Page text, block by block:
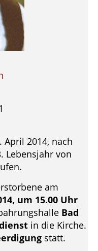
April 2014, nach
Lebensjahr von
am
um 15.00 Uhr
Bad
in die Kirche.
statt.